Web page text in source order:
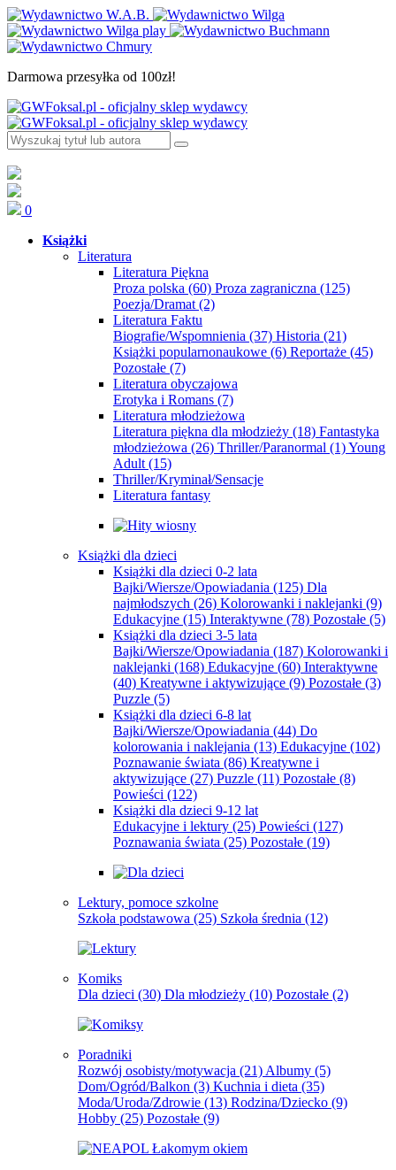
Darmowa przesyłka od 100zł!
0
Książki
Literatura
Literatura Piękna
Proza polska (60) Proza zagraniczna (125)
Poezja/Dramat (2)
Literatura Faktu
Biografie/Wspomnienia (37) Historia (21)
Książki popularnonaukowe (6) Reportaże (45)
Pozostałe (7)
Literatura obyczajowa
Erotyka i Romans (7)
Literatura młodzieżowa
Literatura piękna dla młodzieży (18) Fantastyka
młodzieżowa (26) Thriller/Paranormal (1)Young
Adult (15)
Thriller/Kryminał/Sensacje
Literatura fantasy
Książki dla dzieci
Książki dla dzieci 0-2 lata
Bajki/Wiersze/Opowiadania (125) Dla
najmłodszych (26) Kolorowanki i naklejanki (9)
Edukacyjne (15) Interaktywne (78) Pozostałe (5)
Książki dla dzieci 3-5 lata
Bajki/Wiersze/Opowiadania (187) Kolorowanki i
naklejanki (168) Edukacyjne (60) Interaktywne
(40) Kreatywne i aktywizujące (9) Pozostałe (3)
Puzzle (5)
Książki dla dzieci 6-8 lat
Bajki/Wiersze/Opowiadania (44) Do
kolorowania i naklejania (13) Edukacyjne (102)
Poznawanie świata (86) Kreatywne i
aktywizujące (27) Puzzle (11) Pozostałe (8)
Powieści (122)
Książki dla dzieci 9-12 lat
Edukacyjne i lektury (25) Powieści (127)
Poznawania świata (25) Pozostałe (19)
Lektury, pomoce szkolne
Szkoła podstawowa (25) Szkoła średnia (12)
Komiks
Dla dzieci (30) Dla młodzieży (10) Pozostałe (2)
Poradniki
Rozwój osobisty/motywacja (21) Albumy (5)
Dom/Ogród/Balkon (3) Kuchnia i dieta (35)
Moda/Uroda/Zdrowie (13) Rodzina/Dziecko (9)
Hobby (25) Pozostałe (9)